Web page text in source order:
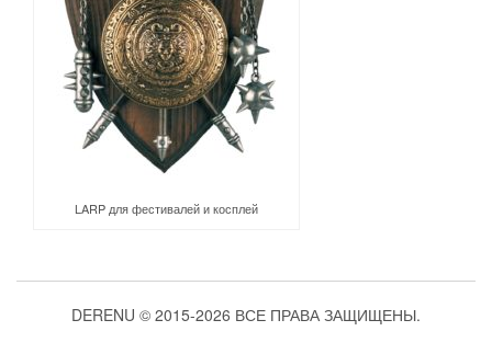
LARP для фестивалей и косплей
DERENU © 2015-2026 ВСЕ ПРАВА ЗАЩИЩЕНЫ.